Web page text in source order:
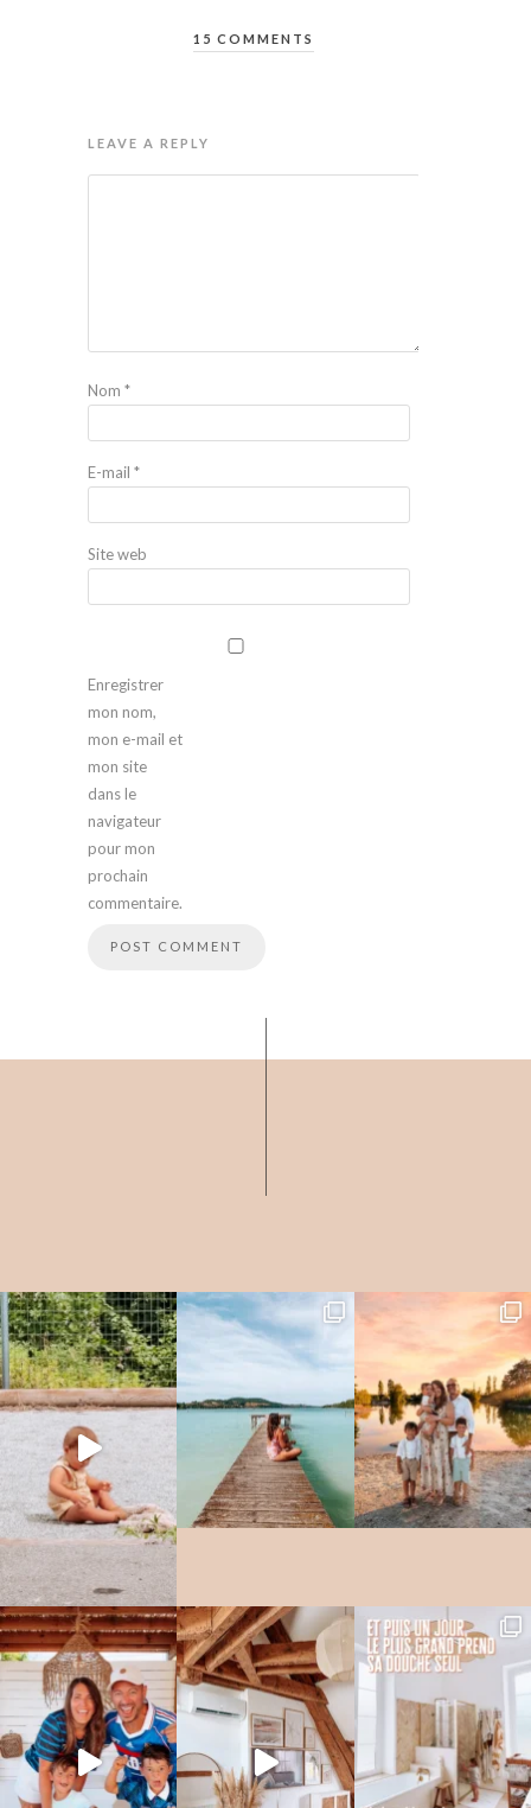
15 COMMENTS
LEAVE A REPLY
Nom *
E-mail *
Site web
Enregistrer
mon nom,
mon e-mail et
mon site
dans le
navigateur
pour mon
prochain
commentaire.